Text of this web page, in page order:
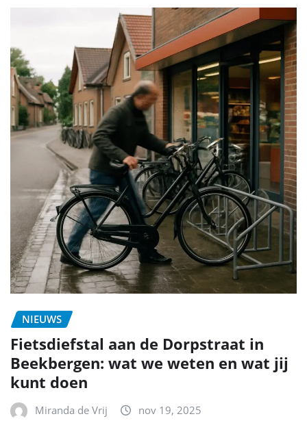
NIEUWS
Fietsdiefstal aan de Dorpstraat in
Beekbergen: wat we weten en wat jij
kunt doen
Miranda de Vrij nov 19, 2025